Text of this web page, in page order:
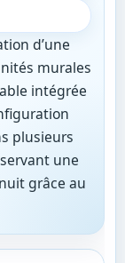
d’une
murales
intégrée
plusieurs
une
grâce au